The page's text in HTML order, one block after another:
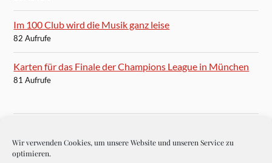
Wir verwenden Cookies, um unsere Website und unseren Service zu
optimieren.
Im 100 Club wird die Musik ganz leise
82 Aufrufe
Karten für das Finale der Champions League in München
81 Aufrufe
BLOGROLL